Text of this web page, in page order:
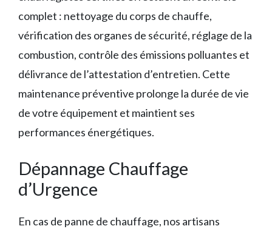
complet : nettoyage du corps de chauffe,
vérification des organes de sécurité, réglage de la
combustion, contrôle des émissions polluantes et
délivrance de l’attestation d’entretien. Cette
maintenance préventive prolonge la durée de vie
de votre équipement et maintient ses
performances énergétiques.
Dépannage Chauffage
d’Urgence
En cas de panne de chauffage, nos artisans